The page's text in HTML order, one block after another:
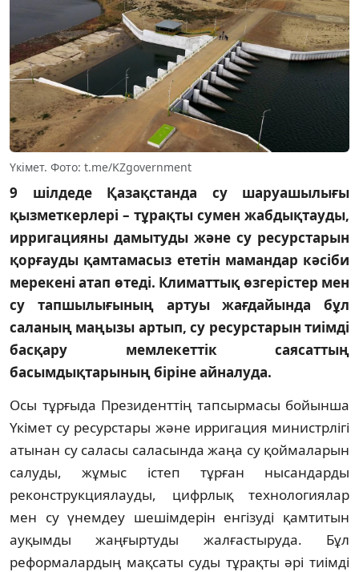
Үкімет. Фото: t.me/KZgovernment
9 шілдеде Қазақстанда су шаруашылығы
қызметкерлері – тұрақты сумен жабдықтауды,
ирригацияны дамытуды және су ресурстарын
қорғауды қамтамасыз ететін мамандар кәсіби
мерекені атап өтеді. Климаттық өзгерістер мен
су тапшылығының артуы жағдайында бұл
саланың маңызы артып, су ресурстарын тиімді
басқару мемлекеттік саясаттың
басымдықтарының біріне айналуда.
Осы тұрғыда Президенттің тапсырмасы бойынша
Үкімет су ресурстары және ирригация министрлігі
атынан су саласы саласында жаңа су қоймаларын
салуды, жұмыс істеп тұрған нысандарды
реконструкциялауды, цифрлық технологиялар
мен су үнемдеу шешімдерін енгізуді қамтитын
ауқымды жаңғыртуды жалғастыруда. Бұл
реформалардың мақсаты суды тұрақты әрі тиімді